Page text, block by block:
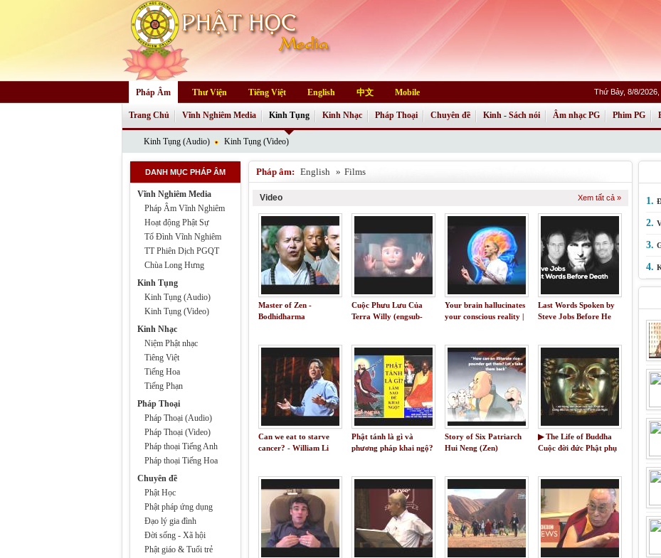
Pháp Âm Thư Viện Tiếng Việt English 中文 Mobile Thứ Bảy, 8/8/
Trang Chủ Vĩnh Nghiêm Media Kinh Tụng
Kinh Tụng (Audio) Kinh Tụng (Video)
Kinh Nhạc Pháp Thoại Chuyên đề Kinh - Sách nói Âm nhạc PG Phim PG
DANH MỤC PHÁP ÂM
Vĩnh Nghiêm Media
Pháp Âm Vĩnh Nghiêm
Hoạt động Phật Sự
Tổ Đình Vĩnh Nghiêm
TT Phiên Dịch PGQT
Chùa Long Hưng
Kinh Tụng
Kinh Tụng (Audio)
Kinh Tụng (Video)
Kinh Nhạc
Niệm Phật nhạc
Tiêng Việt
Tiếng Hoa
Tiếng Phạn
Pháp Thoại
Pháp Thoại (Audio)
Pháp Thoại (Video)
Pháp thoại Tiếng Anh
Pháp thoại Tiếng Hoa
Chuyên đề
Phật Học
Phật pháp ứng dụng
Đạo lý gia đình
Đời sống - Xã hội
Phật giáo & Tuổi trẻ
Pháp âm: English » Films
Video Xem tất cả »
Master of Zen -
Bodhidharma
Cuộc Phưu Lưu Của
Terra Willy (engsub-
Your brain hallucinates
your conscious reality |
Last Words Spoken by
Steve Jobs Before He
Can we eat to starve
cancer? - William Li
Phật tánh là gì và
phương pháp khai ngộ?
Story of Six Patriarch
Hui Neng (Zen)
▶ The Life of Buddha
Cuộc đời đức Phật phụ
1.
2.
3.
4.